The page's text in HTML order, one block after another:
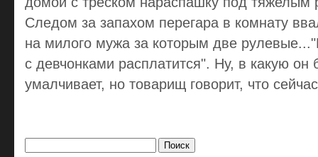
Следом за запахом перегара в комнату
на милого мужа за которым две
с девчонками расплатится". Ну, в какую он
умалчивает, но товарищ говорит, что